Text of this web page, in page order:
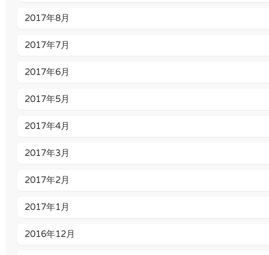
2017年8月
2017年7月
2017年6月
2017年5月
2017年4月
2017年3月
2017年2月
2017年1月
2016年12月